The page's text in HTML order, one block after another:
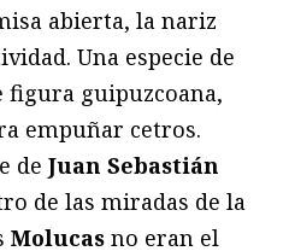
abierta, la nariz
Una especie de
guipuzcoana,
empuñar cetros.
de Juan Sebastián
de las miradas de la
Molucas no eran el